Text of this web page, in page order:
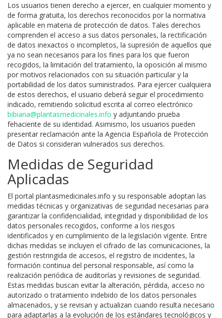
Los usuarios tienen derecho a ejercer, en cualquier momento y
de forma gratuita, los derechos reconocidos por la normativa
aplicable en materia de protección de datos. Tales derechos
comprenden el acceso a sus datos personales, la rectificación
de datos inexactos o incompletos, la supresión de aquellos que
ya no sean necesarios para los fines para los que fueron
recogidos, la limitación del tratamiento, la oposición al mismo
por motivos relacionados con su situación particular y la
portabilidad de los datos suministrados. Para ejercer cualquiera
de estos derechos, el usuario deberá seguir el procedimiento
indicado, remitiendo solicitud escrita al correo electrónico
bibiana@plantasmedicinales.info y adjuntando prueba
fehaciente de su identidad. Asimismo, los usuarios pueden
presentar reclamación ante la Agencia Española de Protección
de Datos si consideran vulnerados sus derechos.
Medidas de Seguridad
Aplicadas
El portal plantasmedicinales.info y su responsable adoptan las
medidas técnicas y organizativas de seguridad necesarias para
garantizar la confidencialidad, integridad y disponibilidad de los
datos personales recogidos, conforme a los riesgos
identificados y en cumplimiento de la legislación vigente. Entre
dichas medidas se incluyen el cifrado de las comunicaciones, la
gestión restringida de accesos, el registro de incidentes, la
formación continua del personal responsable, así como la
realización periódica de auditorías y revisiones de seguridad.
Estas medidas buscan evitar la alteración, pérdida, acceso no
autorizado o tratamiento indebido de los datos personales
almacenados, y se revisan y actualizan cuando resulta necesario
para adaptarlas a la evolución de los estándares tecnológicos y